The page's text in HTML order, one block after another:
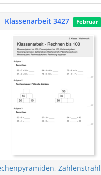
Klassenarbeit 3427 Februar
,Zahlenstrahl